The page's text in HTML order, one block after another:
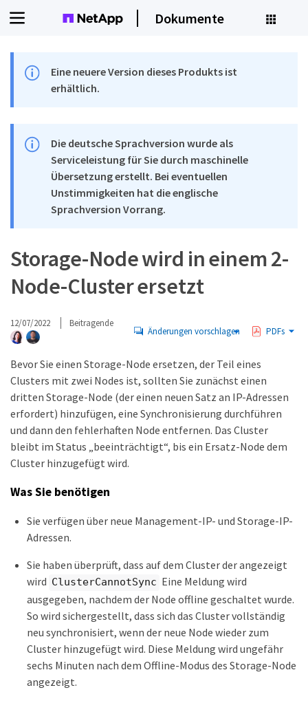
Dokumente
Eine neuere Version dieses Produkts ist
erhältlich.
Die deutsche Sprachversion wurde als
Serviceleistung für Sie durch maschinelle
Übersetzung erstellt. Bei eventuellen
Unstimmigkeiten hat die englische
Sprachversion Vorrang.
Storage-Node wird in einem 2-
Node-Cluster ersetzt
12/07/2022 Beitragende
Änderungen vorschlagen PDFs
Bevor Sie einen Storage-Node ersetzen, der Teil eines
Clusters mit zwei Nodes ist, sollten Sie zunächst einen
dritten Storage-Node (der einen neuen Satz an IP-Adressen
erfordert) hinzufügen, eine Synchronisierung durchführen
und dann den fehlerhaften Node entfernen. Das Cluster
bleibt im Status „beeinträchtigt“, bis ein Ersatz-Node dem
Cluster hinzugefügt wird.
Was Sie benötigen
Sie verfügen über neue Management-IP- und Storage-IP-
Adressen.
Sie haben überprüft, dass auf dem Cluster der angezeigt
wird ClusterCannotSync Eine Meldung wird
ausgegeben, nachdem der Node offline geschaltet wurde.
So wird sichergestellt, dass sich das Cluster vollständig
neu synchronisiert, wenn der neue Node wieder zum
Cluster hinzugefügt wird. Diese Meldung wird ungefähr
sechs Minuten nach dem Offline-Modus des Storage-Node
angezeigt.